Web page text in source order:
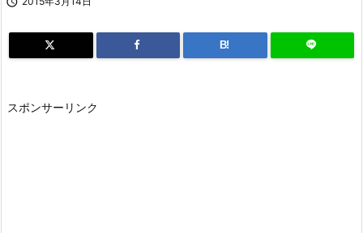
B!
スポンサーリンク